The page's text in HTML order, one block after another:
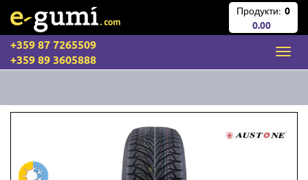
Продукти: 0
0.00
+359 87 7265509
+359 89 3605888